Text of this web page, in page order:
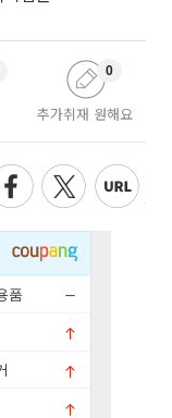
추가취재 원해요
0